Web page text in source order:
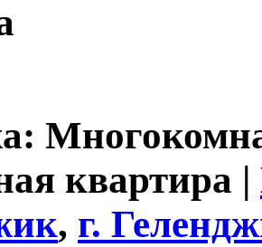
квартира |
, г.